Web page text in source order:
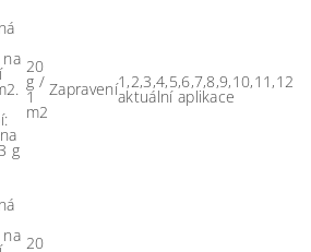
g
20
g /
1
m2
Zapravení1,2,3,4,5,6,7,8,9,10,11,12
aktuální aplikace
20